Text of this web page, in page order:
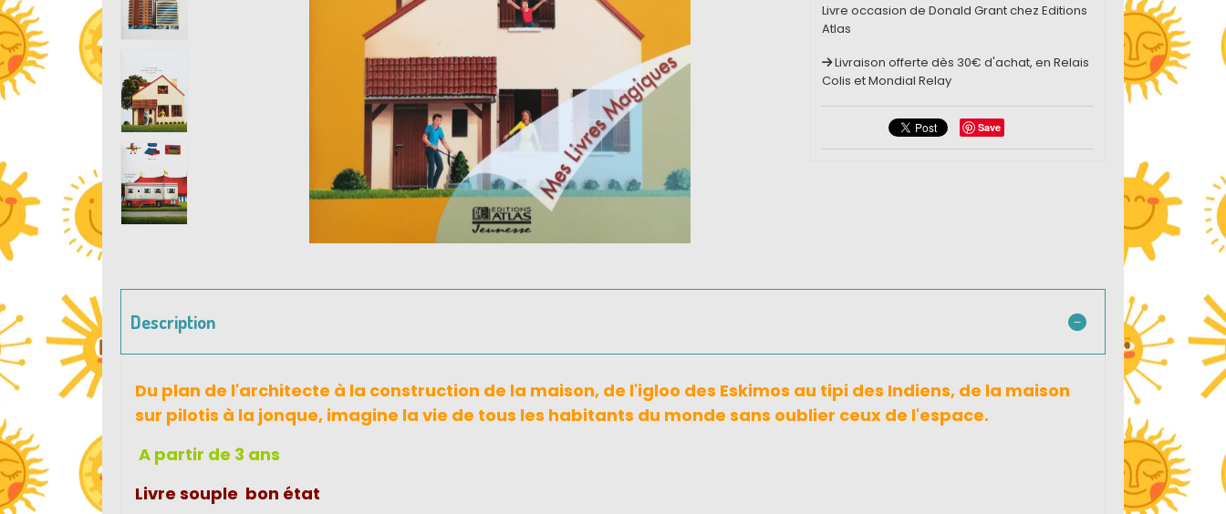
Livre occasion de Donald Grant chez Editions
Atlas
Livraison offerte dès 30€ d'achat, en Relais
Colis et Mondial Relay
Save
Description
Du plan de l'architecte à la construction de la maison, de l'igloo des Eskimos au tipi des Indiens, de la maison
sur pilotis à la jonque, imagine la vie de tous les habitants du monde sans oublier ceux de l'espace.
A partir de 3 ans
Livre souple bon état